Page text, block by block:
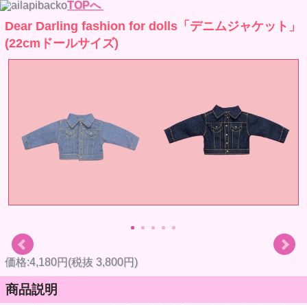
TOPへ
Dear Darling fashion for dolls「デニムジャケット」
(22cmドールサイズ)
価格:4,180円(税抜 3,800円)
商品説明